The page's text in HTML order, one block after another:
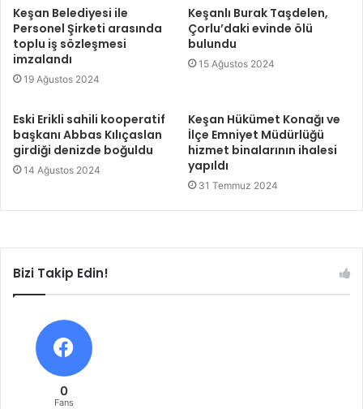
Keşan Belediyesi ile
Personel Şirketi arasında
toplu iş sözleşmesi
imzalandı
19 Ağustos 2024
Keşanlı Burak Taşdelen,
Çorlu’daki evinde ölü
bulundu
15 Ağustos 2024
Eski Erikli sahili kooperatif
başkanı Abbas Kılıçaslan
girdiği denizde boğuldu
14 Ağustos 2024
Keşan Hükümet Konağı ve
İlçe Emniyet Müdürlüğü
hizmet binalarının ihalesi
yapıldı
31 Temmuz 2024
Bizi Takip Edin!
0
Fans